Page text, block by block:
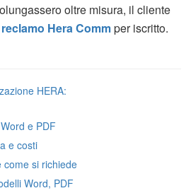
oltre misura, il cliente
reclamo Hera Commper iscritto.
HERA:
e PDF
e costi
come si richiede
Word, PDF